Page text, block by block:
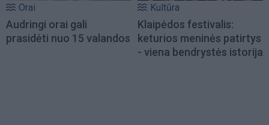
Orai
Audringi orai gali
prasidėti nuo 15 valandos
Kultūra
Klaipėdos festivalis:
keturios meninės patirtys
- viena bendrystės istorija